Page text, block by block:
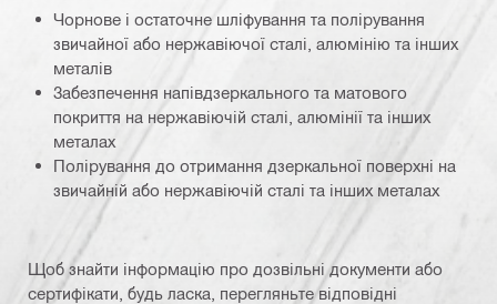
Чорнове і остаточне шліфування та полірування
звичайної або нержавіючої сталі, алюмінію та інших
металів
Забезпечення напівдзеркального та матового
покриття на нержавіючій сталі, алюмінії та інших
металах
Полірування до отримання дзеркальної поверхні на
звичайній або нержавіючій сталі та інших металах
Щоб знайти інформацію про дозвільні документи або
сертифікати, будь ласка, перегляньте відповідні